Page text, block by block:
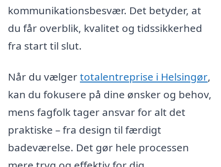
kommunikationsbesvær. Det betyder, at
du får overblik, kvalitet og tidssikkerhed
fra start til slut.
Når du vælgertotalentreprise i Helsingør,
kan du fokusere på dine ønsker og behov,
mens fagfolk tager ansvar for alt det
praktiske – fra design til færdigt
badeværelse. Det gør hele processen